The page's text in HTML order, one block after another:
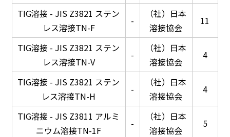
TIG溶接 - JIS Z3821 ステン
レス溶接TN-F
-
（社）日本
溶接協会
11
TIG溶接 - JIS Z3821 ステン
レス溶接TN-V
-
（社）日本
溶接協会
4
TIG溶接 - JIS Z3821 ステン
レス溶接TN-H
-
（社）日本
溶接協会
4
TIG溶接 - JIS Z3811 アルミ
ニウム溶接TN-1F
-
（社）日本
溶接協会
5